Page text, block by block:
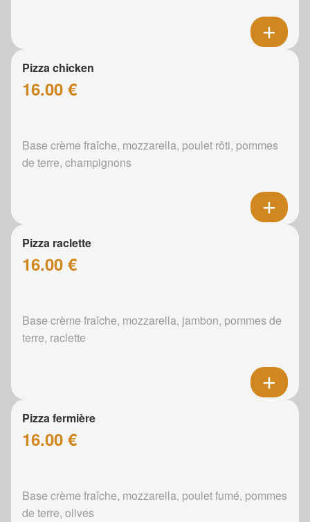
Pizza chicken
16.00 €
Base crème fraîche, mozzarella, poulet rôti, pommes
de terre, champignons
Pizza raclette
16.00 €
Base crème fraîche, mozzarella, jambon, pommes de
terre, raclette
Pizza fermière
16.00 €
Base crème fraîche, mozzarella, poulet fumé, pommes
de terre, olives